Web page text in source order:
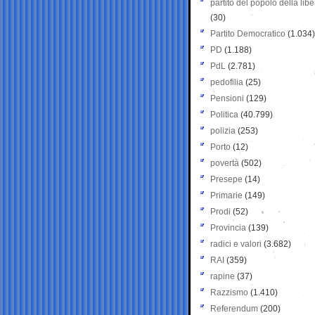
partito del popolo della
(30)
Partito Democratico (1.034)
PD (1.188)
PdL (2.781)
pedofilia (25)
Pensioni (129)
Politica (40.799)
polizia (253)
Porto (12)
povertà (502)
Presepe (14)
Primarie (149)
Prodi (52)
Provincia (139)
radici e valori (3.682)
RAI (359)
rapine (37)
Razzismo (1.410)
Referendum (200)